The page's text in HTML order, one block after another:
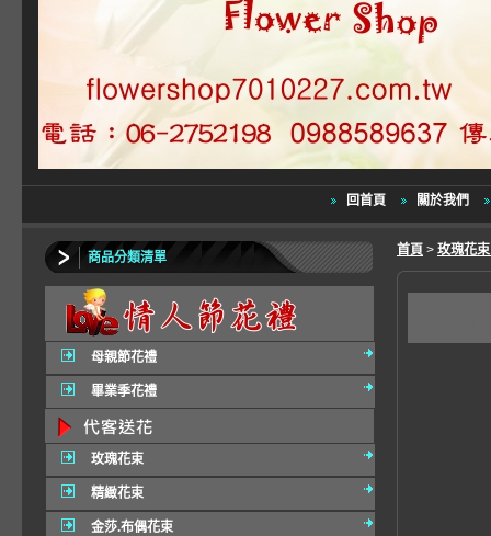
回首頁 關於我們
商品分類清單
母親節花禮
畢業季花禮
玫瑰花束
精緻花束
金莎.布偶花束
首頁 > 玫瑰花